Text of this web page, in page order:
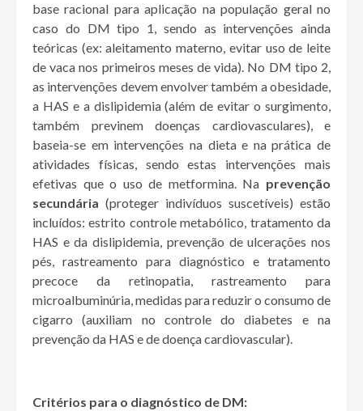
base racional para aplicação na população geral no
caso do DM tipo 1, sendo as intervenções ainda
teóricas (ex: aleitamento materno, evitar uso de leite
de vaca nos primeiros meses de vida). No DM tipo 2,
as intervenções devem envolver também a obesidade,
a HAS e a dislipidemia (além de evitar o surgimento,
também previnem doenças cardiovasculares), e
baseia-se em intervenções na dieta e na prática de
atividades físicas, sendo estas intervenções mais
efetivas que o uso de metformina. Na prevenção
secundária (proteger indivíduos suscetíveis) estão
incluídos: estrito controle metabólico, tratamento da
HAS e da dislipidemia, prevenção de ulcerações nos
pés, rastreamento para diagnóstico e tratamento
precoce da retinopatia, rastreamento para
microalbuminúria, medidas para reduzir o consumo de
cigarro (auxiliam no controle do diabetes e na
prevenção da HAS e de doença cardiovascular).
Critérios para o diagnóstico de DM: